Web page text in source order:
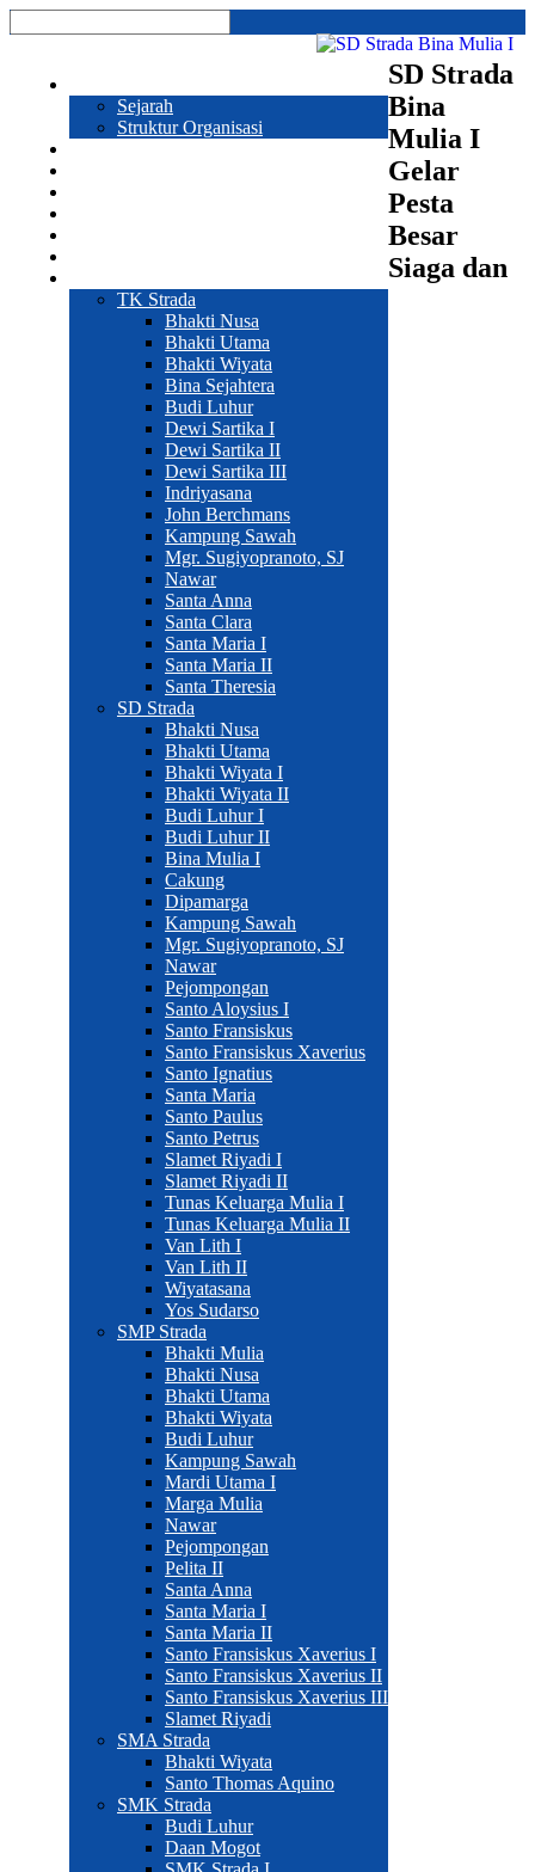
Sejarah
Struktur Organisasi
TK Strada
Bhakti Nusa
Bhakti Utama
Bhakti Wiyata
Bina Sejahtera
Budi Luhur
Dewi Sartika I
Dewi Sartika II
Dewi Sartika III
Indriyasana
John Berchmans
Kampung Sawah
Mgr. Sugiyopranoto, SJ
Nawar
Santa Anna
Santa Clara
Santa Maria I
Santa Maria II
Santa Theresia
SD Strada
Bhakti Nusa
Bhakti Utama
Bhakti Wiyata I
Bhakti Wiyata II
Budi Luhur I
Budi Luhur II
Bina Mulia I
Cakung
Dipamarga
Kampung Sawah
Mgr. Sugiyopranoto, SJ
Nawar
Pejompongan
Santo Aloysius I
Santo Fransiskus
Santo Fransiskus Xaverius
Santo Ignatius
Santa Maria
Santo Paulus
Santo Petrus
Slamet Riyadi I
Slamet Riyadi II
Tunas Keluarga Mulia I
Tunas Keluarga Mulia II
Van Lith I
Van Lith II
Wiyatasana
Yos Sudarso
SMP Strada
Bhakti Mulia
Bhakti Nusa
Bhakti Utama
Bhakti Wiyata
Budi Luhur
Kampung Sawah
Mardi Utama I
Marga Mulia
Nawar
Pejompongan
Pelita II
Santa Anna
Santa Maria I
Santa Maria II
Santo Fransiskus Xaverius I
Santo Fransiskus Xaverius II
Santo Fransiskus Xaverius III
Slamet Riyadi
SMA Strada
Bhakti Wiyata
Santo Thomas Aquino
SMK Strada
Budi Luhur
Daan Mogot
SD Strada
Bina
Mulia I
Gelar
Pesta
Besar
Siaga dan